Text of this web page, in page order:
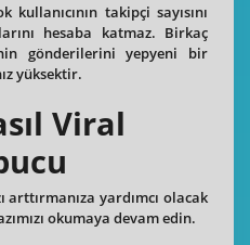
takipçi sayısını
hesaba katmaz. Birkaç
gönderilerini yepyeni bir
yüksektir.
Viral
arttırmanıza yardımcı olacak
okumaya devam edin.